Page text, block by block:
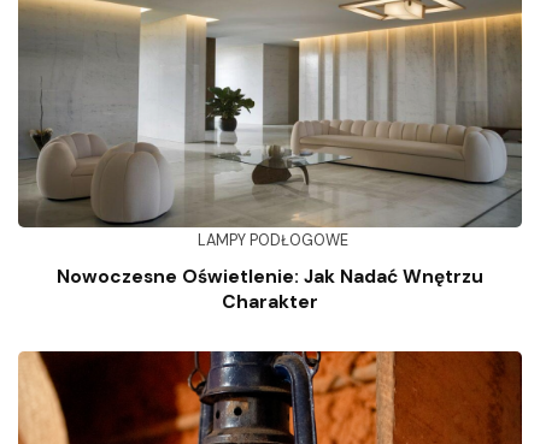
LAMPY PODŁOGOWE
Nowoczesne Oświetlenie: Jak Nadać Wnętrzu
Charakter